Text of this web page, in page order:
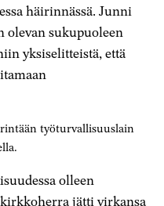
häirinnässä. Junni
sukupuoleen
yksiselitteistä, että
työturvallisuuslain
olleen
jätti virkansa